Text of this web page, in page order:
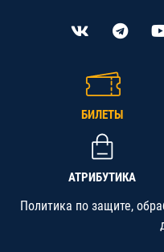
БИЛЕТЫ
АТРИБУТИКА
Политика по защите,